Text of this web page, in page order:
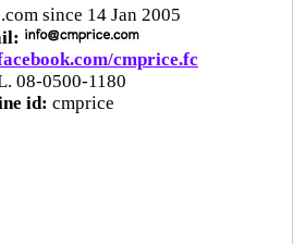
อนไลน์ ให้บริการ 24 ชั่วโมงทั่ว
.ค. นี้
คุณภาพน้ำแม่น้ำกก-แม่น้ำสาย-
ขง พื้นที่เชียงใหม่-เชียงราย ครั้งที่
since 14 Jan 2005
cmprice.fc
08-0500-1180
id: cmprice